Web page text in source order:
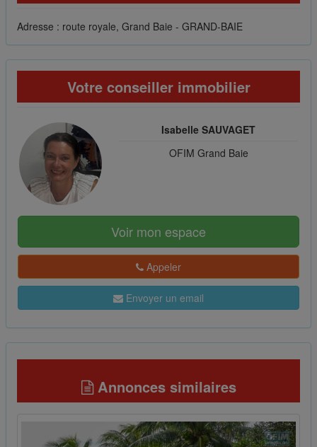
Adresse : route royale, Grand Baie - GRAND-BAIE
Votre conseiller immobilier
Isabelle SAUVAGET
OFIM Grand Baie
Voir mon espace
Appeler
Envoyer un email
Annonces similaires